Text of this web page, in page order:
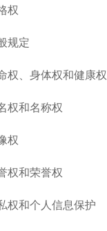
权
规定
、身体权和健康权
权和名称权
权
权和荣誉权
和个人信息保护